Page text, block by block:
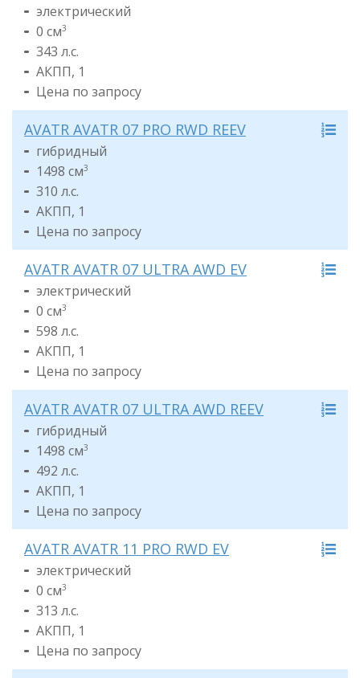
электрический
0 см3
343 л.с.
АКПП, 1
Цена по запросу
AVATR AVATR 07 PRO RWD REEV
гибридный
1498 см3
310 л.с.
АКПП, 1
Цена по запросу
AVATR AVATR 07 ULTRA AWD EV
электрический
0 см3
598 л.с.
АКПП, 1
Цена по запросу
AVATR AVATR 07 ULTRA AWD REEV
гибридный
1498 см3
492 л.с.
АКПП, 1
Цена по запросу
AVATR AVATR 11 PRO RWD EV
электрический
0 см3
313 л.с.
АКПП, 1
Цена по запросу